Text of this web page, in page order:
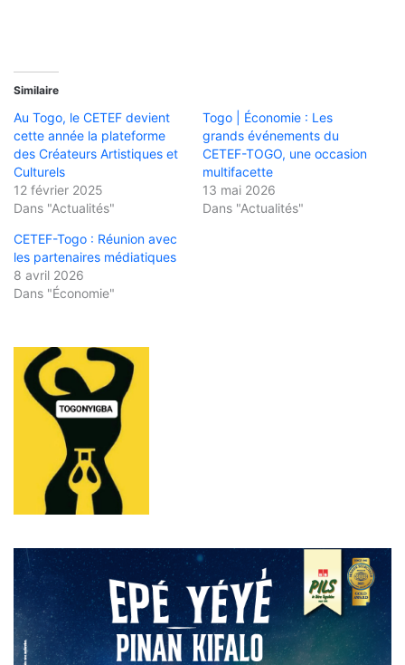
Similaire
Au Togo, le CETEF devient
cette année la plateforme
des Créateurs Artistiques et
Culturels
12 février 2025
Dans "Actualités"
Togo | Économie : Les
grands événements du
CETEF-TOGO, une occasion
multifacette
13 mai 2026
Dans "Actualités"
CETEF-Togo : Réunion avec
les partenaires médiatiques
8 avril 2026
Dans "Économie"